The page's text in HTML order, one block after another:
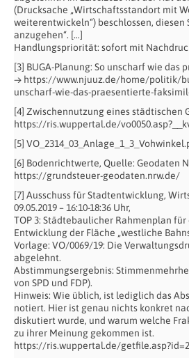
(Drucksache „Wirtschaftsstandort mit
weiterentwickeln“) beschlossen, diesen
anzugehen“. […]
Handlungspriorität: sofort mit
[3] BUGA-Planung: So unscharf wie das
→ https://www.njuuz.de/home/politik/
unscharf-wie-das-praesentierte-
[4] Zwischennutzung eines städtischen
https://ris.wuppertal.de/
[5]
[6] Bodenrichtwerte, Quelle: Geodaten
https://grundsteuer-geodaten.nrw.de/
[7] Ausschuss für Stadtentwicklung,
09.05.2019 – 16:10-18:36 Uhr,
TOP 3: Städtebaulicher Rahmenplan
Entwicklung der Fläche „westliche
Vorlage: VO/0069/19: Die
abgelehnt.
Abstimmungsergebnis:
von SPD und FDP).
Hinweis: Wie üblich, ist lediglich das
notiert. Hier ist genau nichts konkret
diskutiert wurde, und warum welche
zu ihrer Meinung gekommen ist.
https://ris.wuppertal.de/